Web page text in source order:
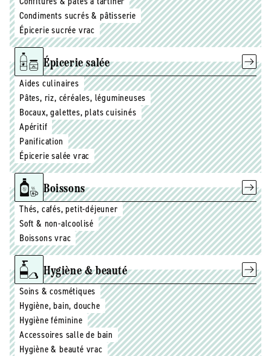
Condiments sucrés & pâtisserie
Épicerie sucrée vrac
Épicerie salée
Aides culinaires
Pâtes, riz, céréales, légumineuses
Bocaux, galettes, plats cuisinés
Apéritif
Panification
Épicerie salée vrac
Boissons
Thés, cafés, petit-déjeuner
Soft & non-alcoolisé
Boissons vrac
Hygiène & beauté
Soins & cosmétiques
Hygiène, bain, douche
Hygiène féminine
Accessoires salle de bain
Hygiène & beauté vrac